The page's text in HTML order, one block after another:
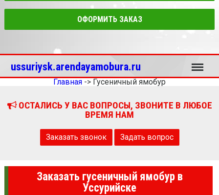
ОФОРМИТЬ ЗАКАЗ
ussuriysk.arendayamobura.ru Меню
Главная -> Гусеничный ямобур
ОСТАЛИСЬ У ВАС ВОПРОСЫ, ЗВОНИТЕ В ЛЮБОЕ
ВРЕМЯ НАМ
Заказать звонок Задать вопрос
Заказать гусеничный ямобур в
Уссурийске